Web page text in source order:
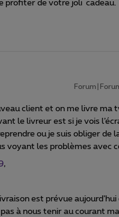
profiter de votre joli cadeau.
client et on me livre ma
le livreur est si je vois
ou je suis obliger de
voyant les problèmes avec
,
est prévue aujourd’hui
à nous tenir au courant